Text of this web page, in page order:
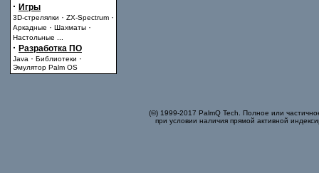
· Игры
3D-стрелялки · ZX-Spectrum ·
Аркадные · Шахматы ·
Настольные
· Разработка ПО
Java · Библиотеки ·
Эмулятор Palm OS
(©) 1999-2017 PalmQ Tech. Полное или
при условии наличия прямой активной